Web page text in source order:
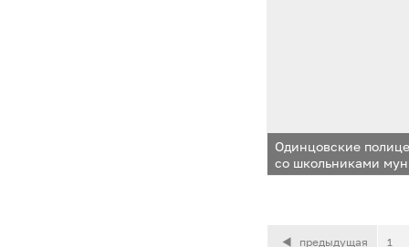
Одинцовские
со школьниками
предыдущая 1